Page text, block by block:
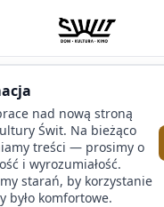
nad nową stroną
Świt. Na bieżąco
treści — prosimy o
i wyrozumiałość.
starań, by korzystanie
było komfortowe.
wydarzeń
wydarzenia i